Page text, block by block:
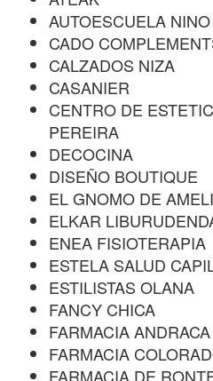
AUTOESCUELA NINO
CADO
CALZADOS NIZA
CASANIER
CENTRO DE
PEREIRA
DECOCINA
DISEÑO BOUTIQUE
EL GNOMO DE
ELKAR
ENEA FISIOTERAPIA
ESTELA SALUD
ESTILISTAS OLANA
FANCY CHICA
FARMACIA ANDRACA
FARMACIA
FARMACIA DE